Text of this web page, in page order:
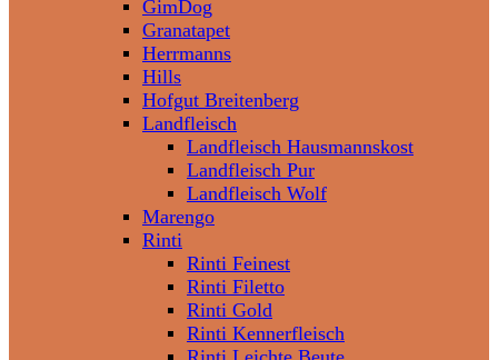
GimDog
Granatapet
Herrmanns
Hills
Hofgut Breitenberg
Landfleisch
Landfleisch Hausmannskost
Landfleisch Pur
Landfleisch Wolf
Marengo
Rinti
Rinti Feinest
Rinti Filetto
Rinti Gold
Rinti Kennerfleisch